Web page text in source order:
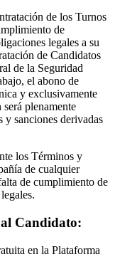
de los Turnos
de
legales a su
de Candidatos
de la Seguridad
el abono de
y exclusivamente
plenamente
y sanciones derivadas
los Términos y
de cualquier
de cumplimiento de
Candidato:
en la Plataforma